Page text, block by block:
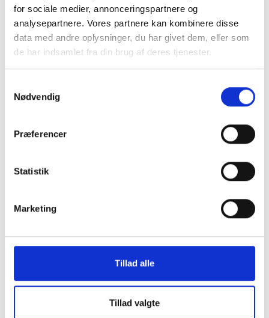
for sociale medier, annonceringspartnere og
analysepartnere. Vores partnere kan kombinere disse
data med andre oplysninger, du har givet dem, eller som
de har indsamlet fra din brug af deres tjenester.
Nødvendig
Præferencer
Statistik
Marketing
Tillad alle
Tillad valgte
Du skal være hjemme ved modtagelse, når
fragtmanden kommer for at kvittere for
forsendelsen ser ubeskadiget ud.
Granit er et naturmateriale, og variationer i farve og
Læs mere
Klik her for Trappebeklædning oversigt